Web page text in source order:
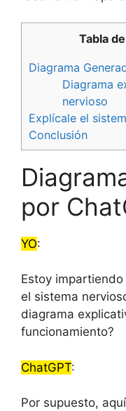
Tabla
Diagrama
Diagrama
nervioso
Explícale el
Conclusión
por
YO:
Estoy
el sistema
diagrama
funcionamiento?
ChatGPT:
Por supuesto,